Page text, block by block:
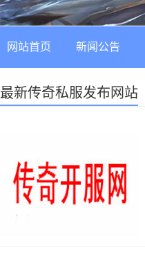
网站首页 新闻公告
最新传奇私服发布网站